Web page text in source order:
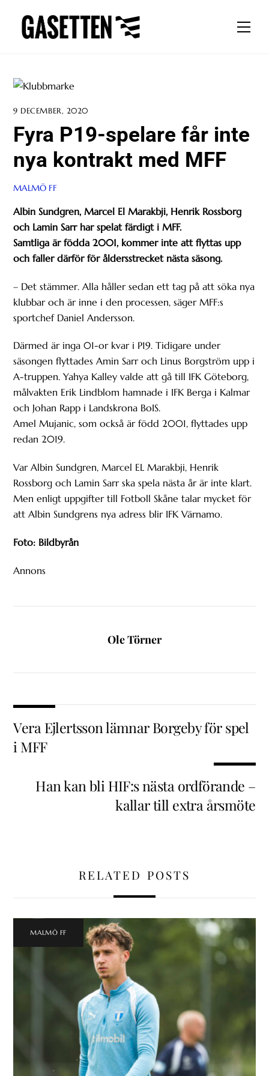
content
9 DECEMBER, 2020
Fyra P19-spelare får inte
nya kontrakt med MFF
MALMÖ FF
Albin Sundgren, Marcel El Marakbji, Henrik Rossborg
och Lamin Sarr har spelat färdigt i MFF.
Samtliga är födda 2001, kommer inte att flyttas upp
och faller därför för åldersstrecket nästa säsong.
– Det stämmer. Alla håller sedan ett tag på att söka nya
klubbar och är inne i den processen, säger MFF:s
sportchef Daniel Andersson.
Därmed är inga 01-or kvar i P19. Tidigare under
säsongen flyttades Amin Sarr och Linus Borgström upp i
A-truppen. Yahya Kalley valde att gå till IFK Göteborg,
målvakten Erik Lindblom hamnade i IFK Berga i Kalmar
och Johan Rapp i Landskrona BoIS.
Amel Mujanic, som också är född 2001, flyttades upp
redan 2019.
Var Albin Sundgren, Marcel EL Marakbji, Henrik
Rossborg och Lamin Sarr ska spela nästa år är inte klart.
Men enligt uppgifter till Fotboll Skåne talar mycket för
att Albin Sundgrens nya adress blir IFK Värnamo.
Foto: Bildbyrån
Annons
Ole Törner
Vera Ejlertsson lämnar Borgeby för spel
i MFF
Han kan bli HIF:s nästa ordförande –
kallar till extra årsmöte
RELATED POSTS
MALMÖ FF